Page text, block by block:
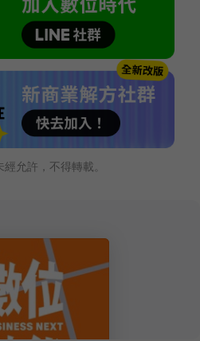
允許，不得轉載。